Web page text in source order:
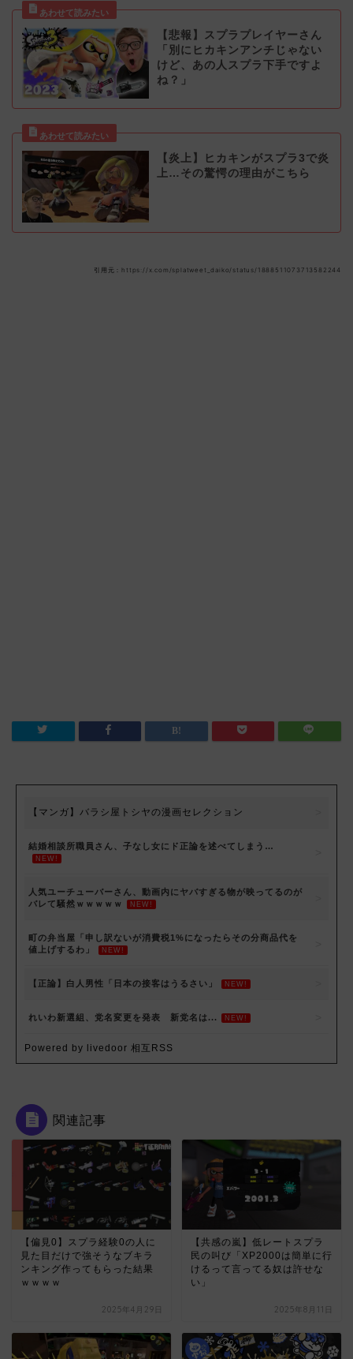
【悲報】スプラプレイヤーさん
「別にヒカキンアンチじゃない
けど、あの人スプラ下手ですよ
ね？」
【炎上】ヒカキンがスプラ3で炎
上…その驚愕の理由がこちら
引用元：https://x.com/splatweet_daiko/status/1888511073713582244
【マンガ】バラシ屋トシヤの漫画セレクション
結婚相談所職員さん、子なし女にド正論を述べてしまう…
NEW!
人気ユーチューバーさん、動画内にヤバすぎる物が映ってるのが
バレて騒然ｗｗｗｗｗ
NEW!
町の弁当屋「申し訳ないが消費税1%になったらその分商品代を
値上げするわ」
NEW!
【正論】白人男性「日本の接客はうるさい」 NEW!
れいわ新選組、党名変更を発表 新党名は... NEW!
Powered by livedoor 相互RSS
関連記事
【偏見0】スプラ経験0の人に
見た目だけで強そうなブキラ
ンキング作ってもらった結果
ｗｗｗｗ
2025年4月29日
【共感の嵐】低レートスプラ
民の叫び「XP2000は簡単に行
けるって言ってる奴は許せな
い」
2025年8月11日